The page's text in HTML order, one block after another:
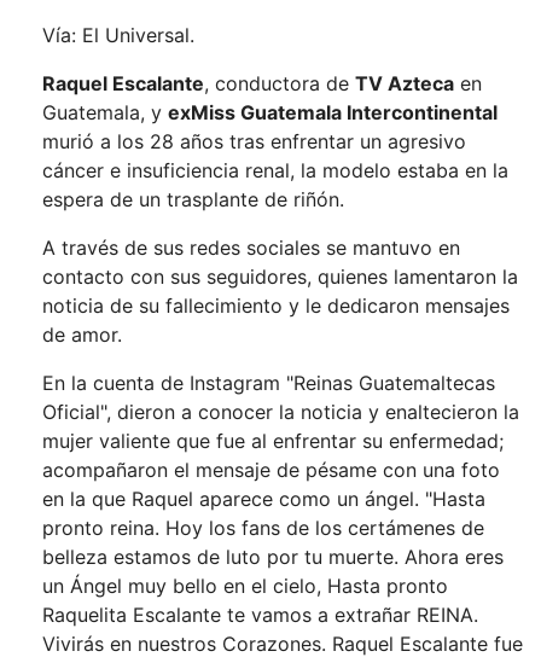
Vía: El Universal.
Raquel Escalante, conductora de TV Azteca en
Guatemala, y exMiss Guatemala Intercontinental
murió a los 28 años tras enfrentar un agresivo
cáncer e insuficiencia renal, la modelo estaba en la
espera de un trasplante de riñón.
A través de sus redes sociales se mantuvo en
contacto con sus seguidores, quienes lamentaron la
noticia de su fallecimiento y le dedicaron mensajes
de amor.
En la cuenta de Instagram "Reinas Guatemaltecas
Oficial", dieron a conocer la noticia y enaltecieron la
mujer valiente que fue al enfrentar su enfermedad;
acompañaron el mensaje de pésame con una foto
en la que Raquel aparece como un ángel. "Hasta
pronto reina. Hoy los fans de los certámenes de
belleza estamos de luto por tu muerte. Ahora eres
un Ángel muy bello en el cielo, Hasta pronto
Raquelita Escalante te vamos a extrañar REINA.
Vivirás en nuestros Corazones. Raquel Escalante fue